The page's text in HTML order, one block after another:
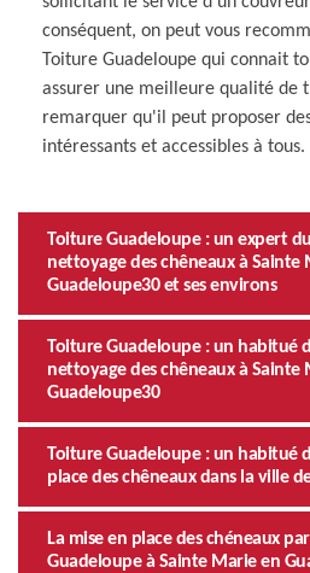
conséquent, on peut vous
Toiture Guadeloupe qui connait
assurer une meilleure qualité de
remarquer qu'il peut proposer
intéressants et accessibles à tous.
Toiture Guadeloupe : un expert
nettoyage des chêneaux à Sainte
Guadeloupe30 et ses environs
Toiture Guadeloupe : un habitué
nettoyage des chêneaux à Sainte
Guadeloupe30
Toiture Guadeloupe : un habitué
place des chêneaux dans la ville
La mise en place des chéneaux
Guadeloupe à Sainte Marie en